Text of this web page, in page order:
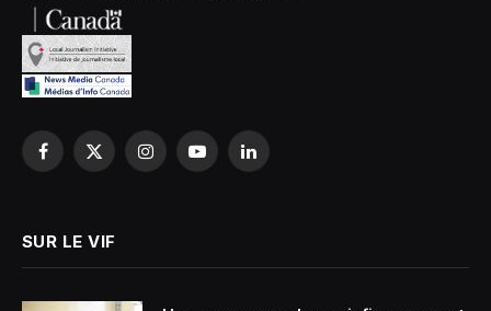
Facebook
X
InstagramYouTubeLinkedIn
SUR LE VIF